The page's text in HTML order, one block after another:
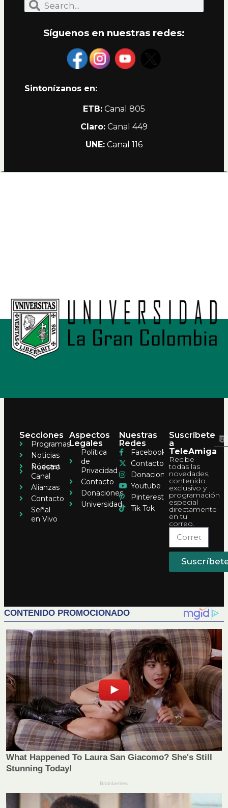
Síguenos en nuestras redes:
Sintonízanos en:
ETB: Canal 805
Claro: Canal 449
UNE: Canal 116
Secciones
Programas
Noticias
Pódcast
Nuestro
Canal
Alianzas
Contacto
Señal
en Vivo
Aspectos
Legales
Política
de
Privacidad
Contacto
Donaciones
Universidad
Nuestras
Redes
Facebook
Contacto
Donaciones
Youtube
Pinterest
Tik Tok
Suscríbete
a
TeleAmiga
Recibe
todas las
novedades,
contenido
exclusivo y
programación
especial
directamente
en tu
correo.